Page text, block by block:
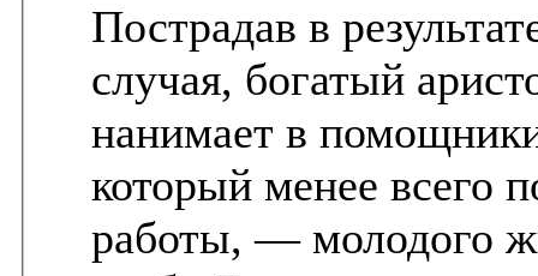
Пострадав в
случая, богатый
нанимает в
который менее всего
работы, — молодого